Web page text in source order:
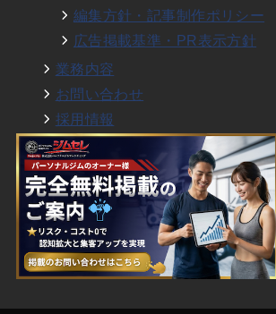
編集方針・記事制作ポリシー
広告掲載基準・PR表示方針
業務内容
お問い合わせ
採用情報